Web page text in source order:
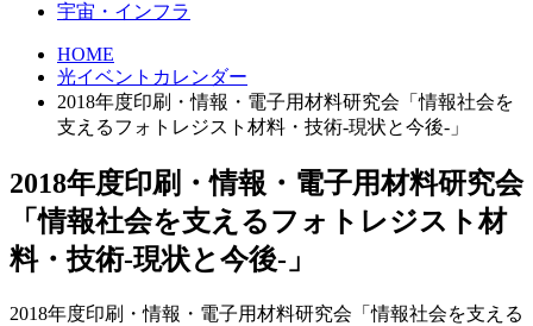
宇宙・インフラ
HOME
光イベントカレンダー
2018年度印刷・情報・電子用材料研究会「情報社会を
支えるフォトレジスト材料・技術-現状と今後-」
2018年度印刷・情報・電子用材料研究会
「情報社会を支えるフォトレジスト材
料・技術-現状と今後-」
2018年度印刷・情報・電子用材料研究会「情報社会を支える